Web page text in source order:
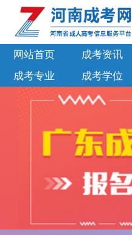
网站首页 成考资讯
成考专业
成考学位